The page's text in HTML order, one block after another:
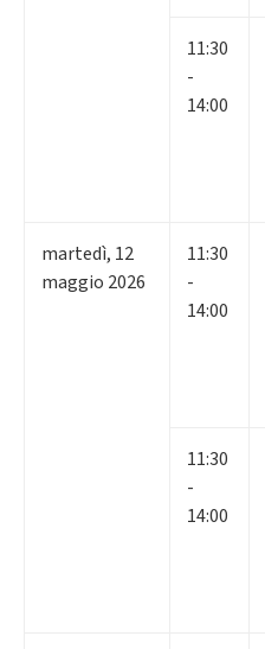
11:30
-
14:00
martedì, 12
maggio 2026
11:30
-
14:00
11:30
-
14:00